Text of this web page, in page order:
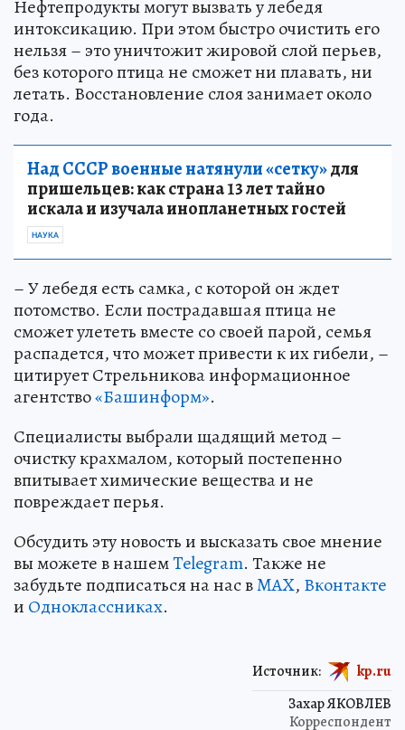
Нефтепродукты могут вызвать у лебедя
интоксикацию. При этом быстро очистить его
нельзя – это уничтожит жировой слой перьев,
без которого птица не сможет ни плавать, ни
летать. Восстановление слоя занимает около
года.
Над СССР военные натянули «сетку»для
пришельцев: как страна 13 лет тайно
искала и изучала инопланетных гостей
НАУКА
– У лебедя есть самка, с которой он ждет
потомство. Если пострадавшая птица не
сможет улететь вместе со своей парой, семья
распадется, что может привести к их гибели, –
цитирует Стрельникова информационное
агентство«Башинформ».
Специалисты выбрали щадящий метод –
очистку крахмалом, который постепенно
впитывает химические вещества и не
повреждает перья.
Обсудить эту новость и высказать свое мнение
вы можете в нашемTelegram. Также не
забудьте подписаться на нас вMAX, Вконтакте
и Одноклассниках.
Захар ЯКОВЛЕВ
Корреспондент
Источник: kp.ru